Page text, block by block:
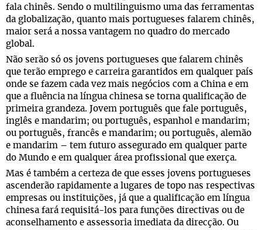
fala chinês. Sendo o multilinguismo uma das ferramentas
da globalização, quanto mais portugueses falarem chinês,
maior será a nossa vantagem no quadro do mercado
global.
Não serão só os jovens portugueses que falarem chinês
que terão emprego e carreira garantidos em qualquer país
onde se fazem cada vez mais negócios com a China e em
que a fluência na língua chinesa se torna qualificação de
primeira grandeza. Jovem português que fale português,
inglês e mandarim; ou português, espanhol e mandarim;
ou português, francês e mandarim; ou português, alemão
e mandarim – tem futuro assegurado em qualquer parte
do Mundo e em qualquer área profissional que exerça.
Mas é também a certeza de que esses jovens portugueses
ascenderão rapidamente a lugares de topo nas respectivas
empresas ou instituições, já que a qualificação em língua
chinesa fará requisitá-los para funções directivas ou de
aconselhamento e assessoria imediata da direcção. Ou